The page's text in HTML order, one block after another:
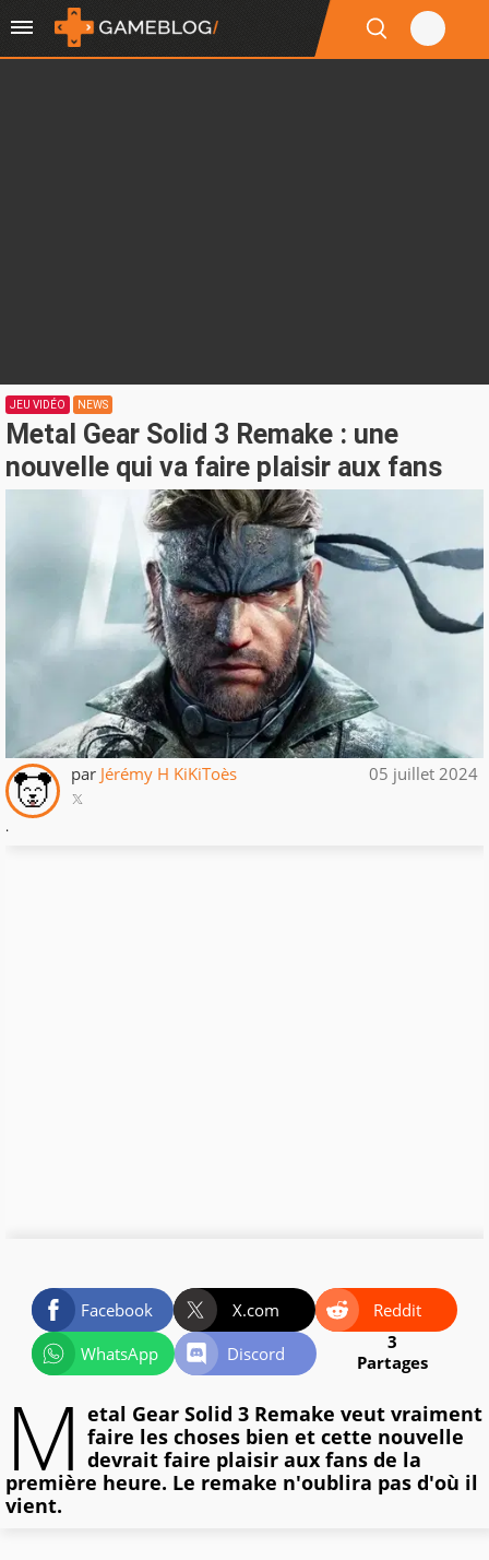
JEU VIDÉO NEWS
Metal Gear Solid 3 Remake : une
nouvelle qui va faire plaisir aux fans
par Jérémy H KiKiToès 05 juillet 2024
.
Facebook X.com
Reddit
WhatsApp
Discord
3
Partages
M etal Gear Solid 3 Remake veut vraiment
faire les choses bien et cette nouvelle
devrait faire plaisir aux fans de la
première heure. Le remake n'oublira pas d'où il
vient.